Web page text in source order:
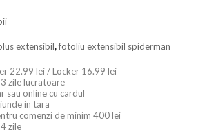
extensibil,fotoliu extensibil spiderman
22.99 lei / Locker 16.99 lei
zile lucratoare
sau online cu cardul
in tara
comenzi de minim 400 lei
zile